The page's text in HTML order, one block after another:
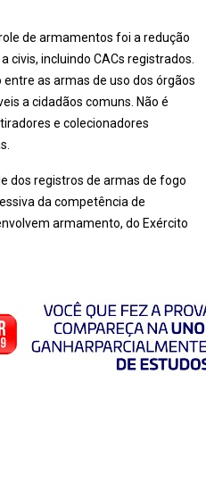
de armamentos foi a redução
civis, incluindo CACs registrados.
as armas de uso dos órgãos
a cidadãos comuns. Não é
e colecionadores
dos registros de armas de fogo
da competência de
armamento, do Exército